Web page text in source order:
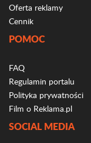
Oferta reklamy
Cennik
POMOC
FAQ
Regulamin portalu
Polityka prywatności
Film o Reklama.pl
SOCIAL MEDIA